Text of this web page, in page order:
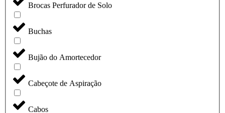
Brocas Perfurador de Solo
Buchas
Bujão do Amortecedor
Cabeçote de Aspiração
Cabos